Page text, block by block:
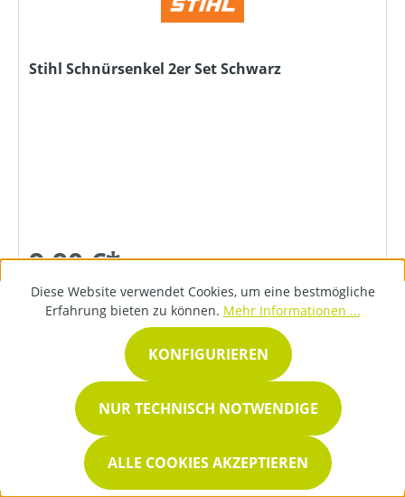
Stihl Schnürsenkel 2er Set Schwarz
9,90 €*
DETAILS
Diese Website verwendet Cookies, um eine bestmögliche
Erfahrung bieten zu können. Mehr Informationen ...
NUR TECHNISCH NOTWENDIGE
KONFIGURIEREN
ALLE COOKIES AKZEPTIEREN